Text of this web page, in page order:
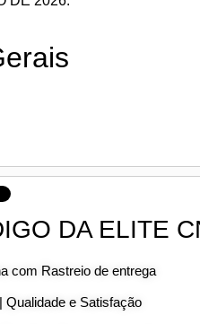
DA ELITE
com Rastreio de entrega
Qualidade e Satisfação